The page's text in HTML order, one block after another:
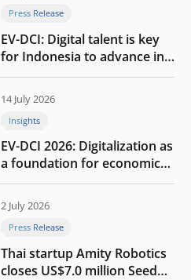
Press Release
EV-DCI: Digital talent is key
for Indonesia to advance in
the AI era
14 July 2026
Insights
EV-DCI 2026: Digitalization as
a foundation for economic
growth
2 July 2026
Press Release
Thai startup Amity Robotics
closes US$7.0 million Seed